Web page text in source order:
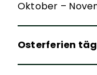
Oktober –
Osterferien